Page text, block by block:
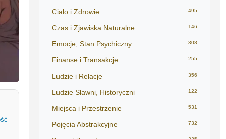
Ciało i Zdrowie 495
Czas i Zjawiska Naturalne 146
Emocje, Stan Psychiczny 308
Finanse i Transakcje 255
Ludzie i Relacje 356
Ludzie Sławni, Historyczni 122
Miejsca i Przestrzenie 531
Pojęcia Abstrakcyjne 732